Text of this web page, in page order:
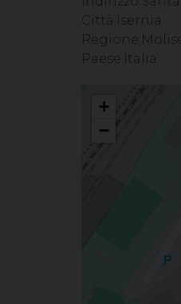
Città: Isernia
Regione:
Paese: Italia
Celebrazione del
+
−